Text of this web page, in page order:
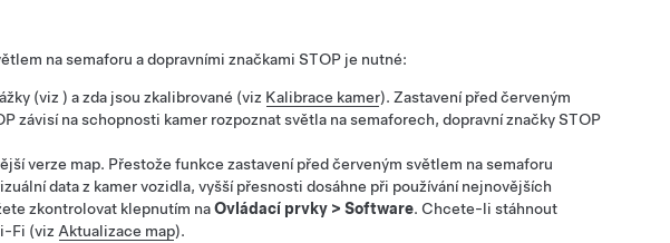
na semaforu a dopravními značkami STOP je nutné:
(viz ) a zda jsou zkalibrované (viz Kalibrace kamer). Zastavení před červeným
závisí na schopnosti kamer rozpoznat světla na semaforech, dopravní značky STOP
verze map. Přestože funkce zastavení před červeným světlem na semaforu
data z kamer vozidla, vyšší přesnosti dosáhne při používání nejnovějších
zkontrolovat klepnutím naOvládací prvky > Software. Chcete-li stáhnout
Fi (viz Aktualizace map).